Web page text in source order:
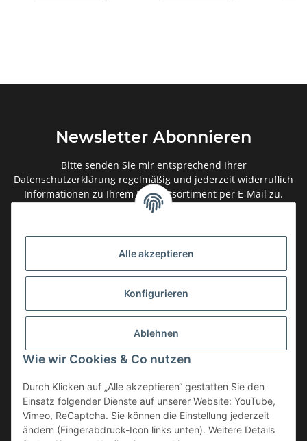
Alle akzeptieren
Konfigurieren
Ablehnen
Wie wir Cookies & Co nutzen
Durch Klicken auf „Alle akzeptieren“ gestatten Sie den
Einsatz folgender Dienste auf unserer Website: YouTube,
Vimeo, ReCaptcha. Sie können die Einstellung jederzeit
ändern (Fingerabdruck-Icon links unten). Weitere Details
Newsletter Abonnieren
Bitte senden Sie mir entsprechend Ihrer
Datenschutzerklärung regelmäßig und jederzeit widerruflich
Informationen zu Ihrem Produktsortiment per E-Mail zu.
Gesetzliche Informationen
Informationen
Service
Vertrag widerrufen
* Alle Preise inkl. gesetzlicher USt., zzgl.Versand